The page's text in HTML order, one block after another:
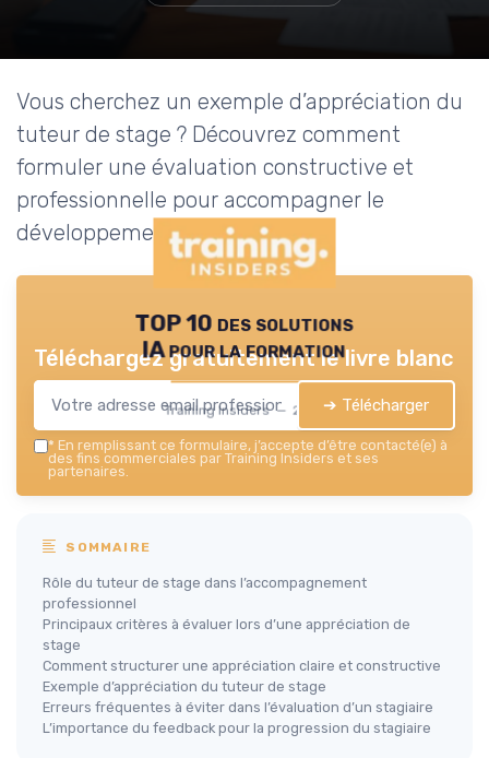
Vous cherchez un exemple d’appréciation du
tuteur de stage ? Découvrez comment
formuler une évaluation constructive et
professionnelle pour accompagner le
développement des stagiaires.
TOP 10 des solutions
IA pour la formation
Training Insiders — 2026
Téléchargez gratuitement le livre blanc
➔ Télécharger
* En remplissant ce formulaire, j’accepte d’être contacté(e) à
des fins commerciales par Training Insiders et ses
partenaires.
SOMMAIRE
Rôle du tuteur de stage dans l’accompagnement
professionnel
Principaux critères à évaluer lors d’une appréciation de
stage
Comment structurer une appréciation claire et constructive
Exemple d’appréciation du tuteur de stage
Erreurs fréquentes à éviter dans l’évaluation d’un stagiaire
L’importance du feedback pour la progression du stagiaire